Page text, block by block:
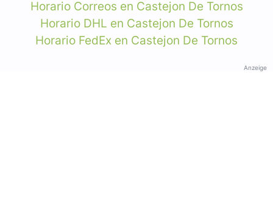
Horario Correos en Castejon De Tornos
Horario DHL en Castejon De Tornos
Horario FedEx en Castejon De Tornos
Anzeige